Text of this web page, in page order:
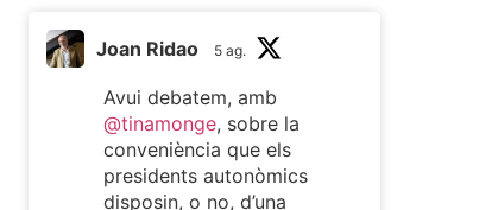
Joan Ridao 5 ag.
Avui debatem, amb
@tinamonge, sobre la
conveniència que els
presidents autonòmics
disposin, o no, d’una